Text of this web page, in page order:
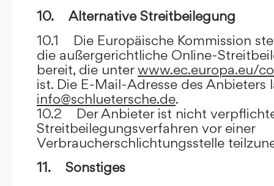
10. Alternative Streitbeilegung
10.1 Die Europäische Kommission
die außergerichtliche Online-
bereit, die unterwww.ec.europa.eu/
ist. Die E-Mail-Adresse des Anbieters
info@schluetersche.de.
10.2 Der Anbieter ist nicht
Streitbeilegungsverfahren vor einer
Verbraucherschlichtungsstelle
11. Sonstiges